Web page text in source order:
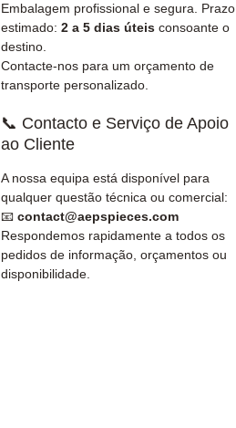
Embalagem profissional e segura. Prazo
estimado: 2 a 5 dias úteis consoante o
destino.
Contacte-nos para um orçamento de
transporte personalizado.
📞 Contacto e Serviço de Apoio
ao Cliente
A nossa equipa está disponível para
qualquer questão técnica ou comercial:
📧 contact@aepspieces.com
Respondemos rapidamente a todos os
pedidos de informação, orçamentos ou
disponibilidade.